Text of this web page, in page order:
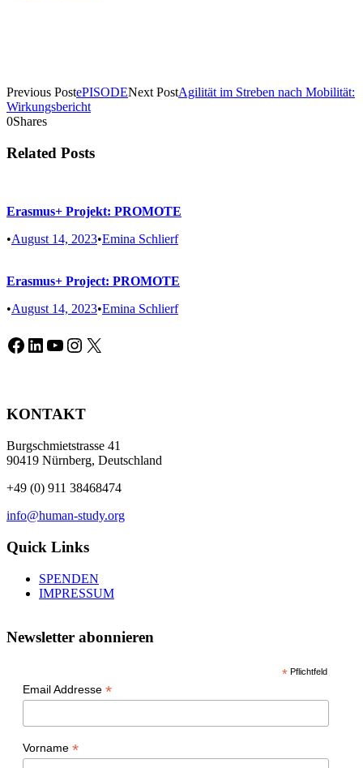
Previous PostePISODENext PostAgilität im Streben nach Mobilität:
Wirkungsbericht
0Shares
Related Posts
Erasmus+ Projekt: PROMOTE
•August 14, 2023•Emina Schlierf
Erasmus+ Project: PROMOTE
•August 14, 2023•Emina Schlierf
Facebook
LinkedIn
YouTube
Instagram
X
KONTAKT
Burgschmietstrasse 41
90419 Nürnberg, Deutschland
+49 (0) 911 38468474
info@human-study.org
Quick Links
SPENDEN
IMPRESSUM
Newsletter abonnieren
* Pflichtfeld
Email Addresse *
Vorname *